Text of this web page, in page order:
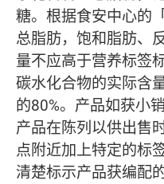
糖。根据食安中心的
总脂肪，饱和脂肪、
量不应高于营养标签
碳水化合物的实际含
的80%。产品如获小
产品在陈列以供出售
点附近加上特定的标
清楚标示产品获编配